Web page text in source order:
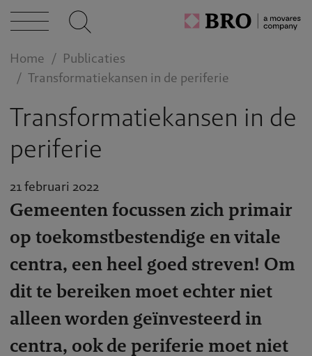
Home
Publicaties
Transformatiekansen in de periferie
Transformatiekansen in de
periferie
21 februari 2022
Gemeenten focussen zich primair
op toekomstbestendige en vitale
centra, een heel goed streven! Om
dit te bereiken moet echter niet
alleen worden geïnvesteerd in
centra, ook de periferie moet niet